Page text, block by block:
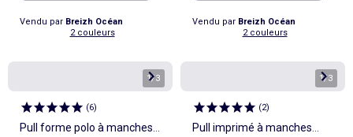
Vendu par Breizh Océan
2 couleurs
Vendu par Breizh Océan
2 couleurs
1/3
(6)
Pull forme polo à manches
1/3
(2)
Pull imprimé à manches